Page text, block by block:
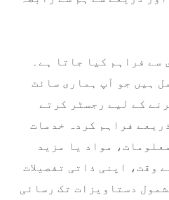
سے فراہم کیا جاتا ہے۔
ہیں جو آپ ہماری سائٹ
کے لیے رجسٹر کرتے
فراہم کردہ خدمات
مواد یا مزید
وقت، اپنی ذاتی تفصیلات
دستاویزات تک رسائی